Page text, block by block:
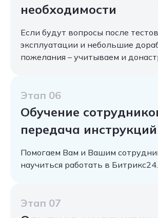
необходимости
Если будут вопросы после
эксплуатации и небольшие
пожелания – учитываем и
Этап 06
Обучение
передача инструкций
Помогаем Вам и Вашим
научиться работать в Битрикс24.
Этап 07